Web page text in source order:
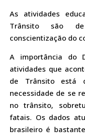
As atividades
Trânsito são
conscientização do
A importância do
atividades que
de Trânsito está
necessidade de se
no trânsito,
fatais. Os dados
brasileiro é